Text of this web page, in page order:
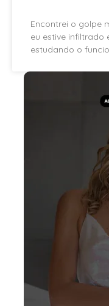
Encontrei o golpe
eu estive infiltrado
estudando o